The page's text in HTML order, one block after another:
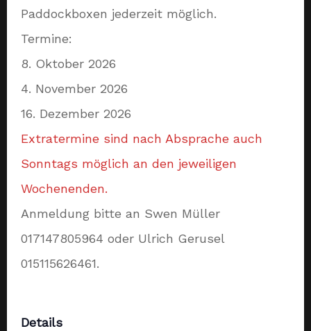
Paddockboxen jederzeit möglich.
Termine:
8. Oktober 2026
4. November 2026
16. Dezember 2026
Extratermine sind nach Absprache auch
Sonntags möglich an den jeweiligen
Wochenenden.
Anmeldung bitte an Swen Müller
017147805964 oder Ulrich Gerusel
015115626461.
Details